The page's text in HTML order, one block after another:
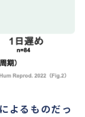
よるものだっ